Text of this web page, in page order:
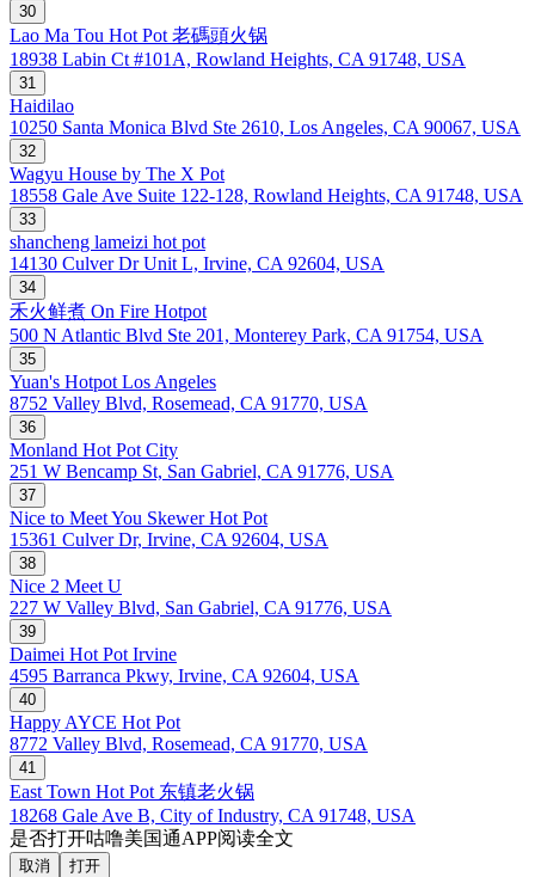
30
Lao Ma Tou Hot Pot 老碼頭火锅
18938 Labin Ct #101A, Rowland Heights, CA 91748, USA
31
Haidilao
10250 Santa Monica Blvd Ste 2610, Los Angeles, CA 90067, USA
32
Wagyu House by The X Pot
18558 Gale Ave Suite 122-128, Rowland Heights, CA 91748, USA
33
shancheng lameizi hot pot
14130 Culver Dr Unit L, Irvine, CA 92604, USA
34
禾火鲜煮 On Fire Hotpot
500 N Atlantic Blvd Ste 201, Monterey Park, CA 91754, USA
35
Yuan's Hotpot Los Angeles
8752 Valley Blvd, Rosemead, CA 91770, USA
36
Monland Hot Pot City
251 W Bencamp St, San Gabriel, CA 91776, USA
37
Nice to Meet You Skewer Hot Pot
15361 Culver Dr, Irvine, CA 92604, USA
38
Nice 2 Meet U
227 W Valley Blvd, San Gabriel, CA 91776, USA
39
Daimei Hot Pot Irvine
4595 Barranca Pkwy, Irvine, CA 92604, USA
40
Happy AYCE Hot Pot
8772 Valley Blvd, Rosemead, CA 91770, USA
41
East Town Hot Pot 东镇老火锅
18268 Gale Ave B, City of Industry, CA 91748, USA
是否打开咕噜美国通APP阅读全文
取消 打开